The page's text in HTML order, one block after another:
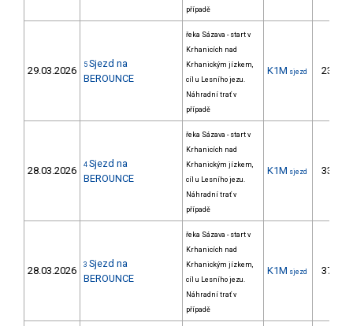
případě
29.03.2026 5 Sjezd na
BEROUNCE
řeka Sázava - start v
Krhanicích nad
Krhanickým jízkem,
cíl u Lesního jezu.
Náhradní trať v
případě
K1M sjezd 23.
28.03.2026 4 Sjezd na
BEROUNCE
řeka Sázava - start v
Krhanicích nad
Krhanickým jízkem,
cíl u Lesního jezu.
Náhradní trať v
případě
K1M sjezd 33.
28.03.2026 3 Sjezd na
BEROUNCE
řeka Sázava - start v
Krhanicích nad
Krhanickým jízkem,
cíl u Lesního jezu.
Náhradní trať v
případě
K1M sjezd 37.